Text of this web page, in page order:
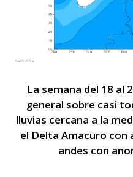
La semana del 18 al
general sobre casi
lluvias cercana a la
el Delta Amacuro con
andes con